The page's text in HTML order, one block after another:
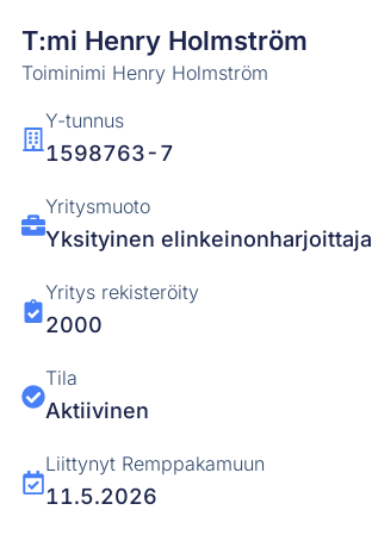
T:mi Henry Holmström
Toiminimi Henry Holmström
Y-tunnus
1598763-7
Yritysmuoto
Yksityinen elinkeinonharjoittaja
Yritys rekisteröity
2000
Tila
Aktiivinen
Liittynyt Remppakamuun
11.5.2026